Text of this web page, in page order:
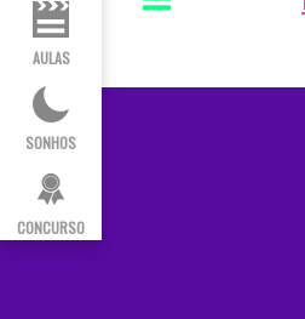
AULAS
SONHOS
CONCURSO